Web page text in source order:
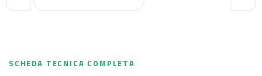
SCHEDA TECNICA COMPLETA